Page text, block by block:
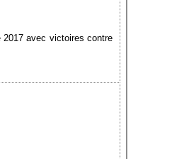
2017 avec victoires contre